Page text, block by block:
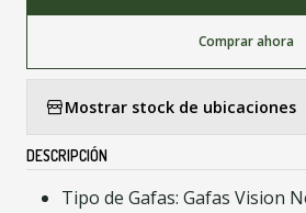
Comprar ahora
Mostrar stock de ubicaciones
DESCRIPCIÓN
Tipo de Gafas: Gafas Vision